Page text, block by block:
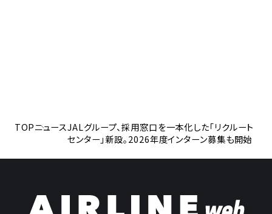
TOPニュースJALグループ、採用窓口を一本化した「リクルート
センター」新設。2026年度インターン募集も開始